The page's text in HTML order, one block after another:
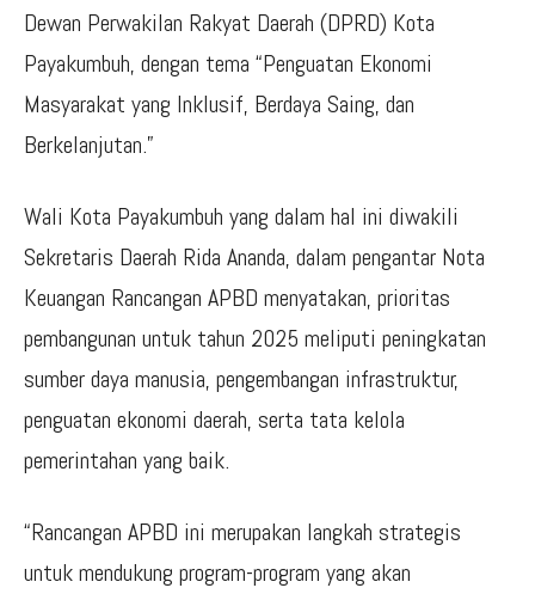
Dewan Perwakilan Rakyat Daerah (DPRD) Kota
Payakumbuh, dengan tema “Penguatan Ekonomi
Masyarakat yang Inklusif, Berdaya Saing, dan
Berkelanjutan.”
Wali Kota Payakumbuh yang dalam hal ini diwakili
Sekretaris Daerah Rida Ananda, dalam pengantar Nota
Keuangan Rancangan APBD menyatakan, prioritas
pembangunan untuk tahun 2025 meliputi peningkatan
sumber daya manusia, pengembangan infrastruktur,
penguatan ekonomi daerah, serta tata kelola
pemerintahan yang baik.
“Rancangan APBD ini merupakan langkah strategis
untuk mendukung program-program yang akan